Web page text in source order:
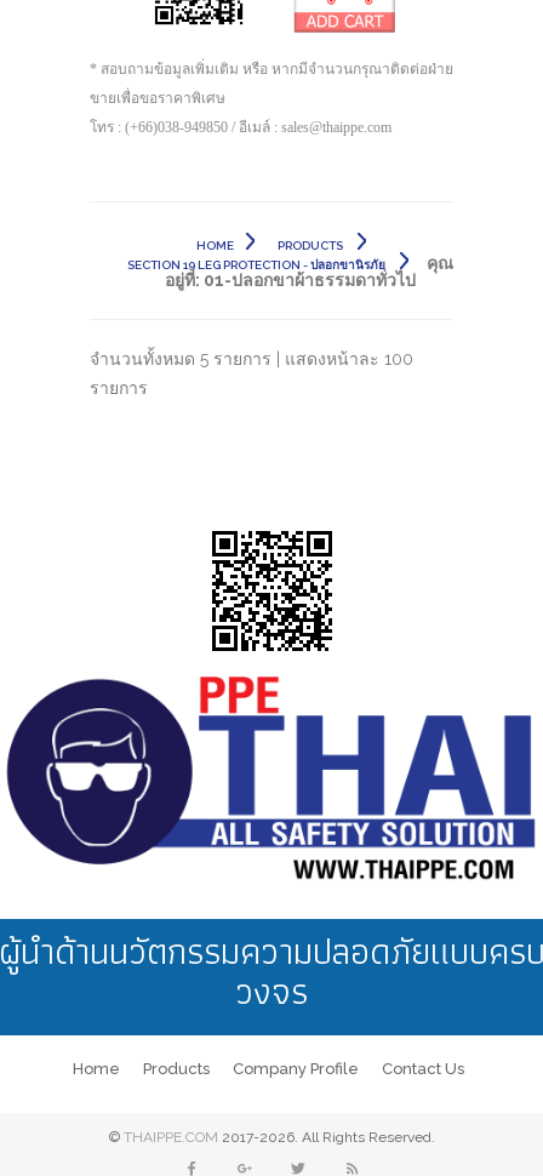
* สอบถามข้อมูลเพิ่มเติม หรือ หากมีจำนวนกรุณาติดต่อฝ่าย
ขายเพื่อขอราคาพิเศษ
โทร : (+66)038-949850 / อีเมล์ : sales@thaippe.com
HOME
PRODUCTS
SECTION 19 LEG PROTECTION - ปลอกขานิรภัย
คุณ
อยู่ที่: 01-ปลอกขาผ้าธรรมดาทั่วไป
จำนวนทั้งหมด 5 รายการ | แสดงหน้าละ 100
รายการ
นำด้านนวัตกรรมความปลอดภัยแบบคร
วงจร
Home Products Company Profile Contact Us
© THAIPPE.COM 2017-2026. All Rights Reserved.